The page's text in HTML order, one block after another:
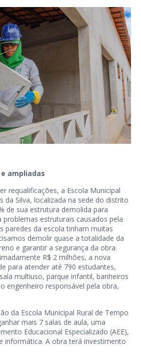
ampliadas
requalificações, a Escola Municipal
da Silva, localizada na sede do distrito
de sua estrutura demolida para
estruturais causados pela
paredes da escola tinham muitas
demolir quase a totalidade da
e garantir a segurança da obra.
R$ 2 milhões, a nova
para atender até 790 estudantes,
multiuso, parque infantil, banheiros
engenheiro responsável pela obra,
da Escola Municipal Rural de Tempo
mais 7 salas de aula, uma
Educacional Especializado (AEE),
informática. A obra terá investimento